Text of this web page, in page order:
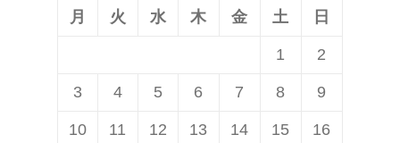
月 火 水 木 金 土 日
1 2
3 4 5 6 7 8 9
10 11 12 13 14 15 16